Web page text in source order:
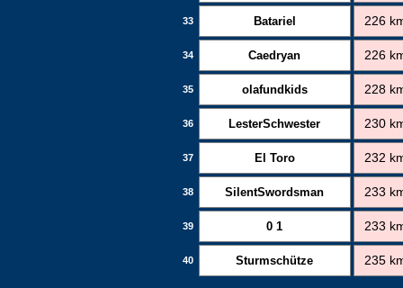
33 Batariel 226
34 Caedryan 226
35 olafundkids 228
36 LesterSchwester 230
37 El Toro 232
38 SilentSwordsman 233
39 0 1 233
40 Sturmschütze 235